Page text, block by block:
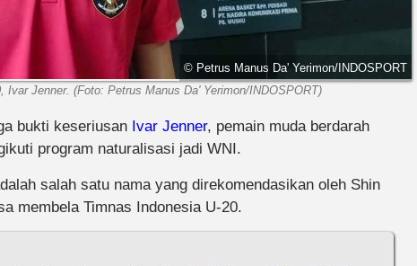
© Petrus Manus Da' Yerimon/INDOSPORT
Jenner. (Foto: Petrus Manus Da' Yerimon/INDOSPORT)
bukti keseriusan Ivar Jenner, pemain muda berdarah
program naturalisasi jadi WNI.
salah satu nama yang direkomendasikan oleh Shin
membela Timnas Indonesia U-20.